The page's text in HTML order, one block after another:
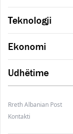
Teknologji
Ekonomi
Udhëtime
Rreth Albanian Post
Kontakti